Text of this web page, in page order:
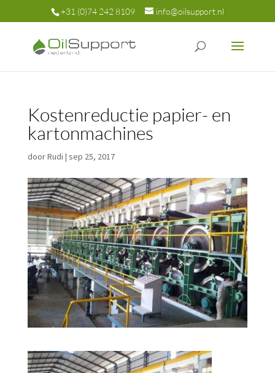
+31 (0)74 242 8109 info@oilsupport.nl
Kostenreductie papier- en
kartonmachines
doorRudi | sep 25, 2017